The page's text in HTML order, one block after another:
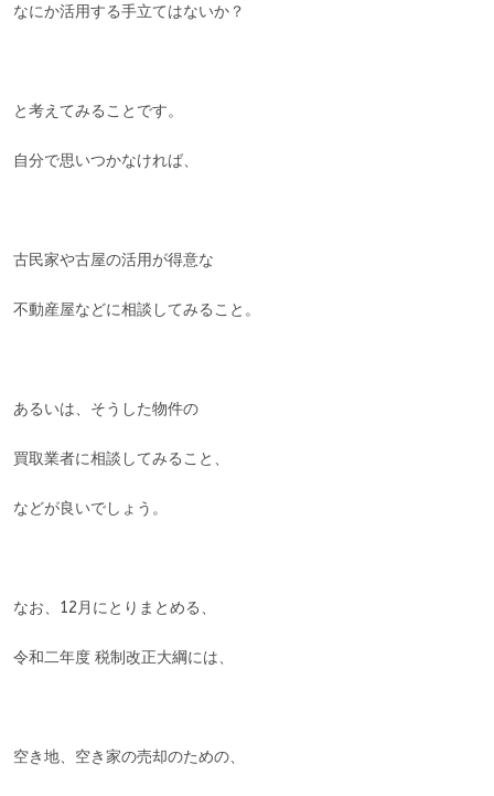
なにか活用する手立てはないか？
と考えてみることです。
自分で思いつかなければ、
古民家や古屋の活用が得意な
不動産屋などに相談してみること。
あるいは、そうした物件の
買取業者に相談してみること、
などが良いでしょう。
なお、12月にとりまとめる、
令和二年度 税制改正大綱には、
空き地、空き家の売却のための、